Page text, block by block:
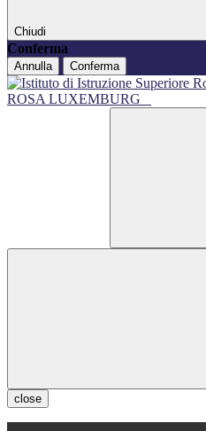
Chiudi
Conferma
Annulla Conferma
ROSA LUXEMBURG
close